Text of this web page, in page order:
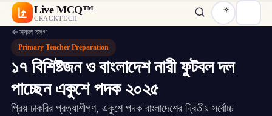
Live MCQ™
CRACKTECH
সকল ব্লগ
Primary Teacher Preparation
১৭ বিশিষ্টজন ও বাংলাদেশ নারী ফুটবল দল
পাচ্ছেন একুশে পদক ২০২৫
প্রিয় চাকরির প্রত্যাশীগণ, একুশে পদক বাংলাদেশের দ্বিতীয় সর্বোচ্চ